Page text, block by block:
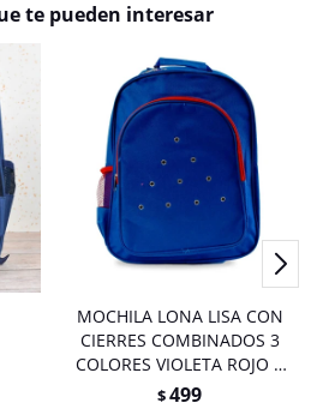
te pueden interesar
MOCHILA LONA LISA CON
CIERRES COMBINADOS 3
COLORES VIOLETA ROJO Y
AZUL 41X32X11CM 27476
$499